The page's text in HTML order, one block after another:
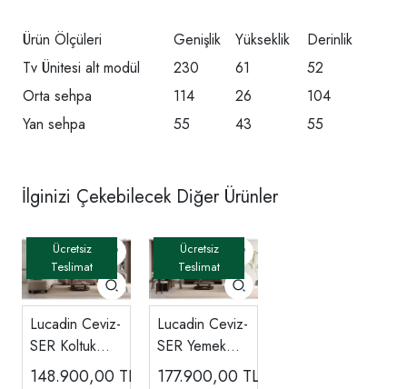
Ürün Ölçüleri Genişlik Yükseklik
Derinlik
Tv Ünitesi alt modül
230 61
52
Orta sehpa
114 26
104
Yan sehpa
55 43 55
İlginizi Çekebilecek Diğer Ürünler
Lucadin Ceviz-
SER Koltuk
Takımı
148.900,00 TL
Lucadin Ceviz-
SER Yemek
Odası
177.900,00 TL